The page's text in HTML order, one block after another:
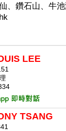
、鑽石山、牛
LEE
TSANG